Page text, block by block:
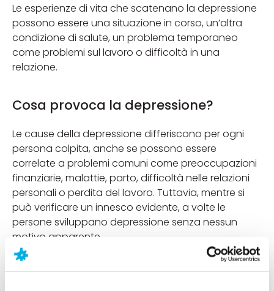
Le esperienze di vita che scatenano la depressione
possono essere una situazione in corso, un’altra
condizione di salute, un problema temporaneo
come problemi sul lavoro o difficoltà in una
relazione.
Cosa provoca la depressione?
Le cause della depressione differiscono per ogni
persona colpita, anche se possono essere
correlate a problemi comuni come preoccupazioni
finanziarie, malattie, parto, difficoltà nelle relazioni
personali o perdita del lavoro. Tuttavia, mentre si
può verificare un innesco evidente, a volte le
persone sviluppano depressione senza nessun
motivo apparente.
Può anche essere che una catena di eventi di vita
porti alla depressione, ad esempio, una rottura del